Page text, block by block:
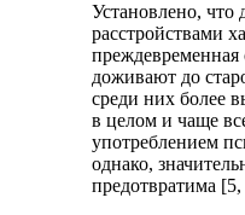
Установлено, что
расстройствами
преждевременная
доживают до
среди них более
в целом и чаще
употреблением
однако,
предотвратима [5,